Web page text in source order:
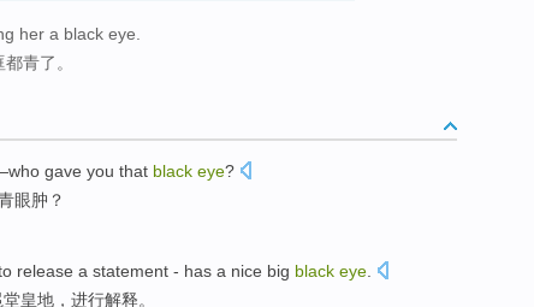
her a black eye.
青了。
who gave you that black eye?
眼肿？
release a statement - has a nice big black eye
皇地，进行解释。